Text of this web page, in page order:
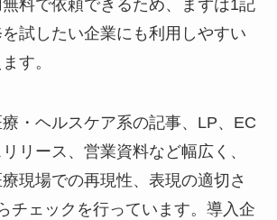
料で依頼できるため、まずは1記
試したい企業にも利用しやすい
す。
・ヘルスケア系の記事、LP、EC
リース、営業資料など幅広く、
現場での再現性、表現の適切さ
チェックを行っています。導入企